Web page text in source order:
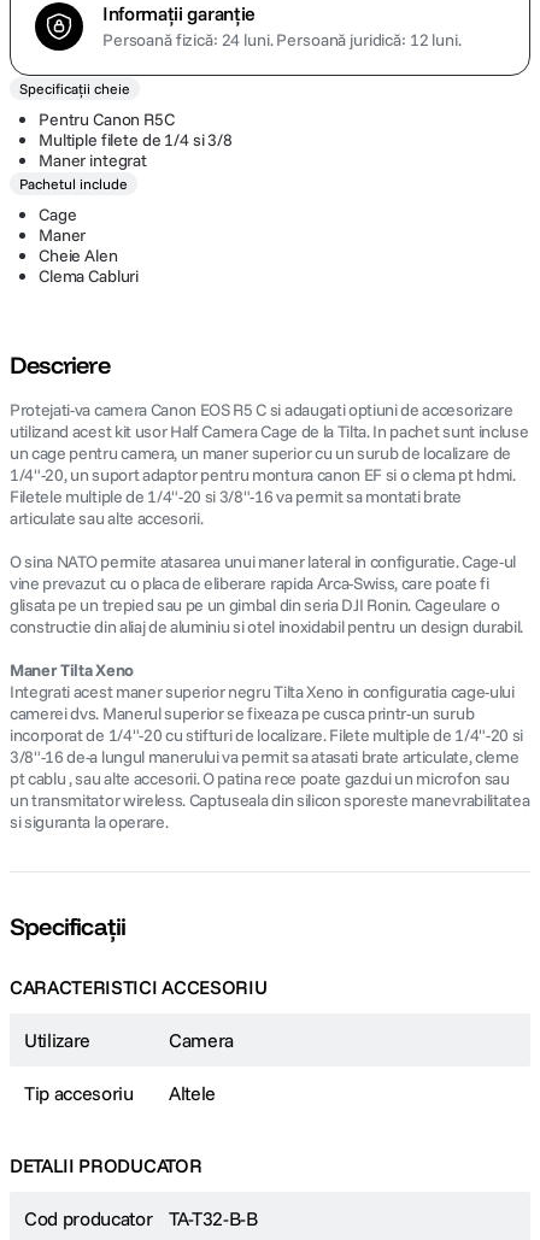
Informații garanție
Persoană fizică: 24 luni.Persoană juridică: 12 luni.
Specificații cheie
Pentru Canon R5C
Multiple filete de 1/4 si 3/8
Maner integrat
Pachetul include
Cage
Maner
Cheie Alen
Clema Cabluri
Descriere
Protejati-va camera Canon EOS R5 C si adaugati optiuni de accesorizare
utilizand acest kit usor Half Camera Cage de la Tilta. In pachet sunt incluse
un cage pentru camera, un maner superior cu un surub de localizare de
1/4"-20, un suport adaptor pentru montura canon EF si o clema pt hdmi.
Filetele multiple de 1/4"-20 si 3/8"-16 va permit sa montati brate
articulate sau alte accesorii.
O sina NATO permite atasarea unui maner lateral in configuratie. Cage-ul
vine prevazut cu o placa de eliberare rapida Arca-Swiss, care poate fi
glisata pe un trepied sau pe un gimbal din seria DJI Ronin. Cageulare o
constructie din aliaj de aluminiu si otel inoxidabil pentru un design durabil.
Maner Tilta Xeno
Integrati acest maner superior negru Tilta Xeno in configuratia cage-ului
camerei dvs. Manerul superior se fixeaza pe cusca printr-un surub
incorporat de 1/4"-20 cu stifturi de localizare. Filete multiple de 1/4"-20 si
3/8"-16 de-a lungul manerului va permit sa atasati brate articulate, cleme
pt cablu , sau alte accesorii. O patina rece poate gazdui un microfon sau
un transmitator wireless. Captuseala din silicon sporeste manevrabilitatea
si siguranta la operare.
Specificații
CARACTERISTICI ACCESORIU
Utilizare Camera
Tip accesoriu Altele
DETALII PRODUCATOR
Cod producator TA-T32-B-B